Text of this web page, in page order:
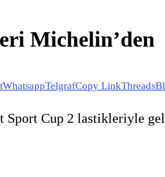
Michelin’den
WhatsappTelgrafCopy LinkThreads
Cup 2 lastikleriyle